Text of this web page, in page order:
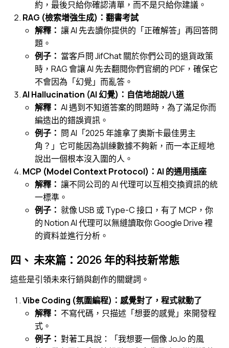
約，最後只給你確認清單，而不是只給你建議。
RAG (檢索增強生成)：翻書考試
解釋： 讓 AI 先去讀你提供的「正確解答」再回答問
題。
例子： 當客戶問 JifChat 關於你們公司的退貨政策
時，RAG 會讓 AI 先去翻閱你們官網的 PDF，確保它
不會因為「幻覺」而亂答。
AI Hallucination (AI 幻覺)：自信地胡說八道
解釋： AI 遇到不知道答案的問題時，為了滿足你而
編造出的錯誤資訊。
例子： 問 AI「2025 年誰拿了奧斯卡最佳男主
角？」它可能因為訓練數據不夠新，而一本正經地
說出一個根本沒入圍的人。
MCP (Model Context Protocol)：AI 的通用插座
解釋： 讓不同公司的 AI 代理可以互相交換資訊的統
一標準。
例子： 就像 USB 或 Type-C 接口，有了 MCP，你
的 Notion AI 代理可以無縫讀取你 Google Drive 裡
的資料並進行分析。
四、 未來篇：2026 年的科技新常態
這些是引領未來行銷與創作的關鍵詞。
Vibe Coding (氛圍編程)：感覺對了，程式就動了
解釋： 不寫代碼，只描述「想要的感覺」來開發程
式。
例子： 對著工具說：「我想要一個像 JoJo 的風